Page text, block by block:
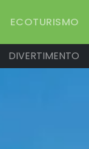
ECOTURISMO
DIVERTIMENTO